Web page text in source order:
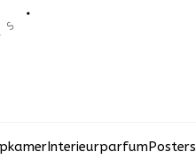
InterieurparfumPosters